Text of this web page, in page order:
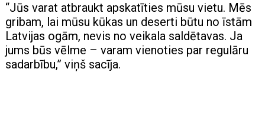
“Jūs varat atbraukt apskatīties mūsu vietu. Mēs
gribam, lai mūsu kūkas un deserti būtu no īstām
Latvijas ogām, nevis no veikala saldētavas. Ja
jums būs vēlme – varam vienoties par regulāru
sadarbību,” viņš sacīja.